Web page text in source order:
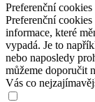
Preferenční cookies
Preferenční
informace, které
vypadá. Je to
nebo naposledy
můžeme doporučit
Vás co